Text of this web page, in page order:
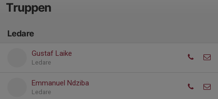
Truppen
Ledare
Gustaf Laike
Ledare
Emmanuel Ndziba
Ledare